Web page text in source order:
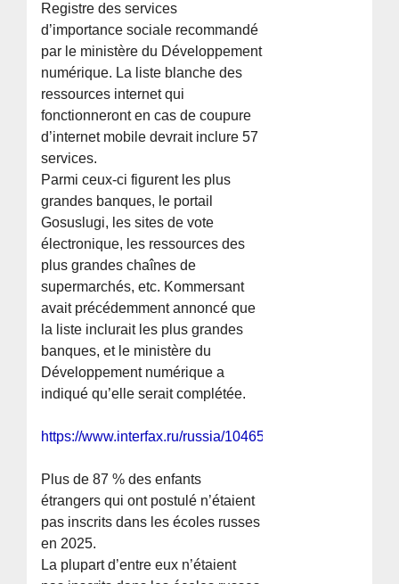
Registre des services
d’importance sociale recommandé
par le ministère du Développement
numérique. La liste blanche des
ressources internet qui
fonctionneront en cas de coupure
d’internet mobile devrait inclure 57
services.
Parmi ceux-ci figurent les plus
grandes banques, le portail
Gosuslugi, les sites de vote
électronique, les ressources des
plus grandes chaînes de
supermarchés, etc. Kommersant
avait précédemment annoncé que
la liste inclurait les plus grandes
banques, et le ministère du
Développement numérique a
indiqué qu’elle serait complétée.
https://www.interfax.ru/russia/1046504
Plus de 87 % des enfants
étrangers qui ont postulé n’étaient
pas inscrits dans les écoles russes
en 2025.
La plupart d’entre eux n’étaient